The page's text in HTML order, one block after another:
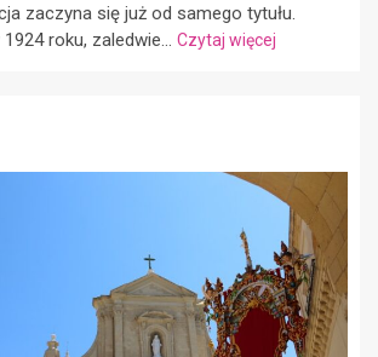
zaczyna się już od samego tytułu.
roku, zaledwie... Czytaj więcej